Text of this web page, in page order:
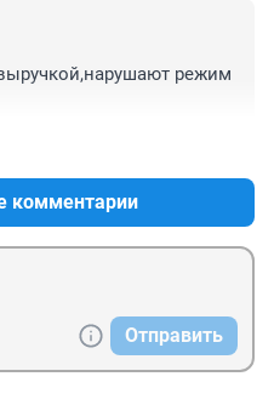
режим
комментарии
Отправить